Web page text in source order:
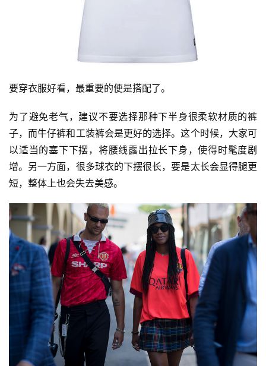
要穿衣服好看，最重要的便是搭配了。
为了避免老气，建议不要选择那种下半身很柔软材质的裤
子，而牛仔裤和工装裤会是更好的选择。这个时候，大家可
以适当的塞下下摆，将腰线露出拉长下身，使得时髦度剧
增。另一方面，很多球衣的下摆很长，要是太长会显得腿更
短，整体上也会失去美感。